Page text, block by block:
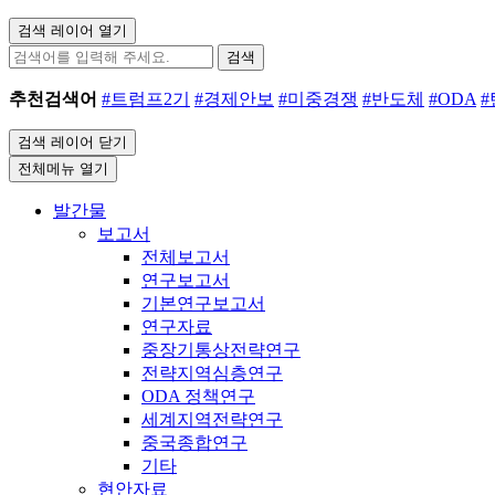
검색 레이어 열기
검색
추천검색어 #트럼프2기 #경제안보 #미중경쟁 #반도체 #ODA #
검색 레이어 닫기
전체메뉴 열기
발간물
보고서
전체보고서
연구보고서
기본연구보고서
연구자료
중장기통상전략연구
전략지역심층연구
ODA 정책연구
세계지역전략연구
중국종합연구
기타
현안자료